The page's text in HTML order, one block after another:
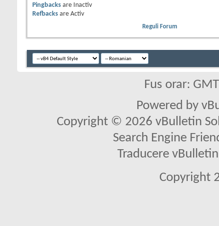
Pingbacks are
Inactiv
Refbacks are Activ
Reguli Forum
Fus orar:
Powered by
Copyright © 2026 vBulletin
Search Engine
Traducere
Copyright